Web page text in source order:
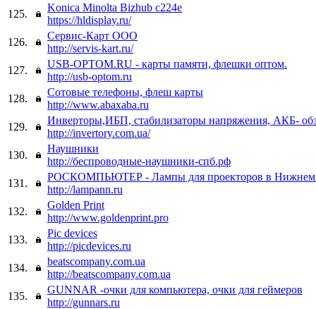
125.
Konica Minolta Bizhub c224e
https://hldisplay.ru/
126.
Сервис-Карт ООО
http://servis-kart.ru/
127.
USB-OPTOM.RU - карты памяти, флешки оптом.
http://usb-optom.ru
128.
Сотовые телефоны, флеш карты
http://www.abaxaba.ru
129.
Инверторы,ИБП, стабилизаторы напряжения, АКБ-
http://invertory.com.ua/
130.
Наушники
http://беспроводные-наушники-спб.рф
131.
РОСКОМПЬЮТЕР - Лампы для проекторов в Нижнем
http://lampann.ru
132.
Golden Print
http://www.goldenprint.pro
133.
Pic devices
http://picdevices.ru
134.
beatscompany.com.ua
http://beatscompany.com.ua
135.
GUNNAR -очки для компьютера, очки для геймеров
http://gunnars.ru